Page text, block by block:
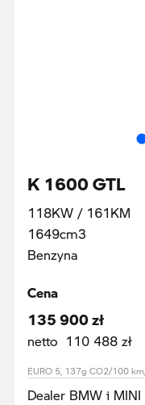
K 1600 GTL
118KW / 161KM
1649cm3
Benzyna
Cena
135 900 zł
netto 110 488 zł
EURO 5, 137g CO2/100
Dealer BMW i